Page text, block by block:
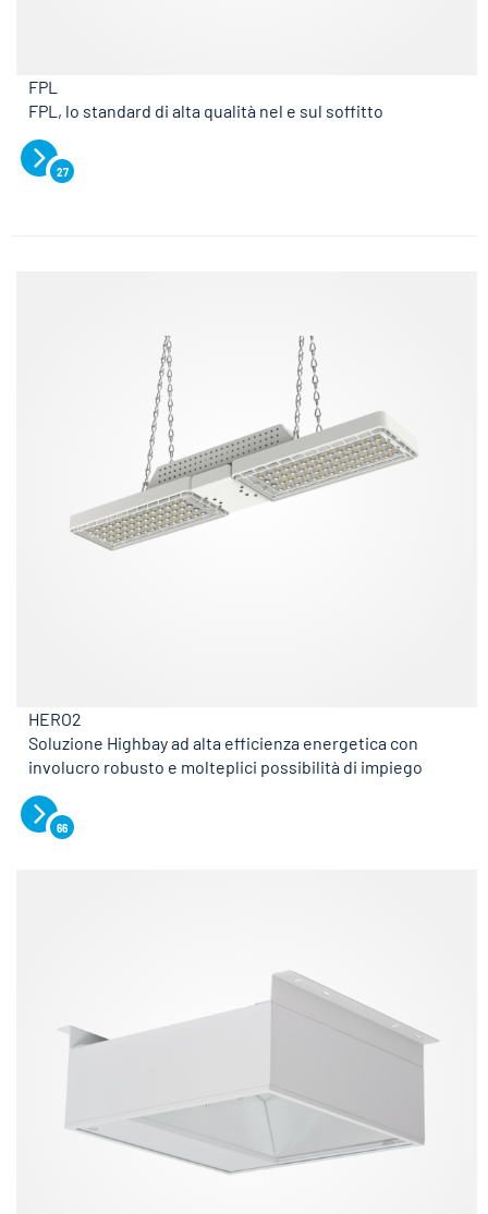
FPL
FPL, lo standard di alta qualità nel e sul soffitto
27
HERO2
Soluzione Highbay ad alta efficienza energetica con
involucro robusto e molteplici possibilità di impiego
66